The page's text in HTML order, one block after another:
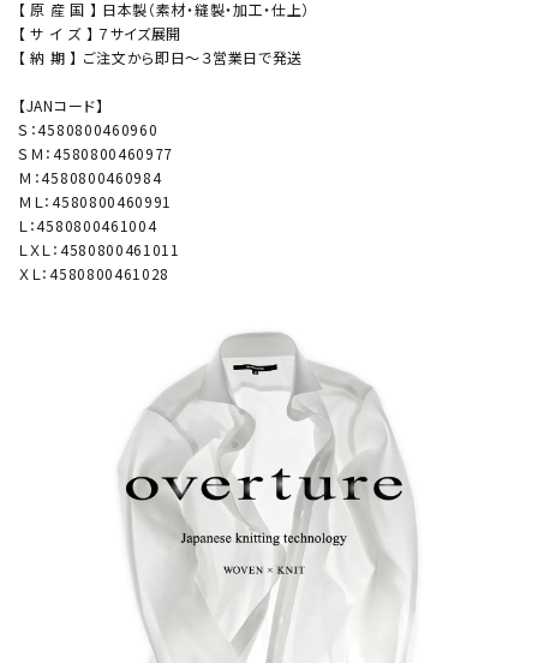
【 原 産 国 】 日本製（素材・縫製・加工・仕上）
【 サ イ ズ 】 ７サイズ展開
【 納 期 】 ご注文から即日～３営業日で発送
【JANコード】
Ｓ：4580800460960
ＳＭ：4580800460977
Ｍ：4580800460984
ＭＬ：4580800460991
Ｌ：4580800461004
ＬＸＬ：4580800461011
ＸＬ：4580800461028